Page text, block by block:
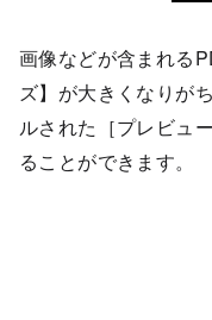
画像などが含まれる
ズ】が大きくなりが
ルされた［プレビュ
ることができます。